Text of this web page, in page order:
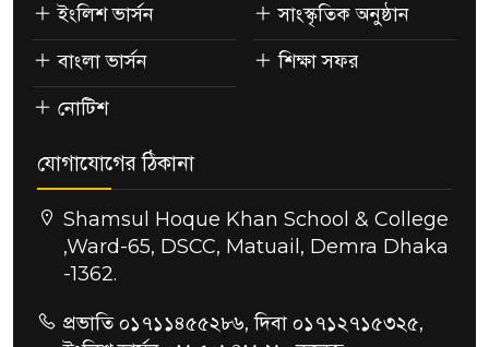
ইংলিশ ভার্সন
বাংলা ভার্সন
নোটিশ
সাংস্কৃতিক অনুষ্ঠান
শিক্ষা সফর
যোগাযোগের ঠিকানা
Shamsul Hoque Khan School & College
,Ward-65, DSCC, Matuail, Demra Dhaka
-1362.
প্রভাতি ০১৭১১৪৫৫২৮৬, দিবা ০১৭১২৭১৫৩২৫,